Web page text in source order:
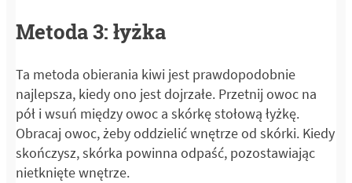
Metoda 3: łyżka
Ta metoda obierania kiwi jest prawdopodobnie
najlepsza, kiedy ono jest dojrzałe. Przetnij owoc na
pół i wsuń między owoc a skórkę stołową łyżkę.
Obracaj owoc, żeby oddzielić wnętrze od skórki. Kiedy
skończysz, skórka powinna odpaść, pozostawiając
nietknięte wnętrze.